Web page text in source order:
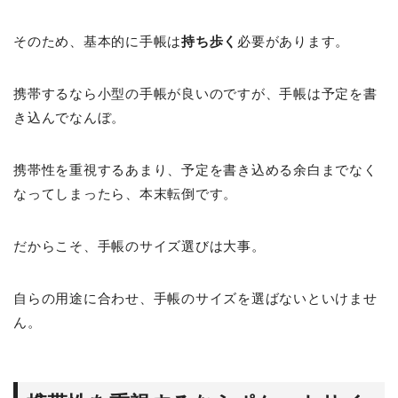
そのため、基本的に手帳は持ち歩く 必要があります。
携帯するなら小型の手帳が良いのですが、手帳は予定を書
き込んでなんぼ。
携帯性を重視するあまり、予定を書き込める余白までなく
なってしまったら、本末転倒です。
だからこそ、手帳のサイズ選びは大事。
自らの用途に合わせ、手帳のサイズを選ばないといけませ
ん。